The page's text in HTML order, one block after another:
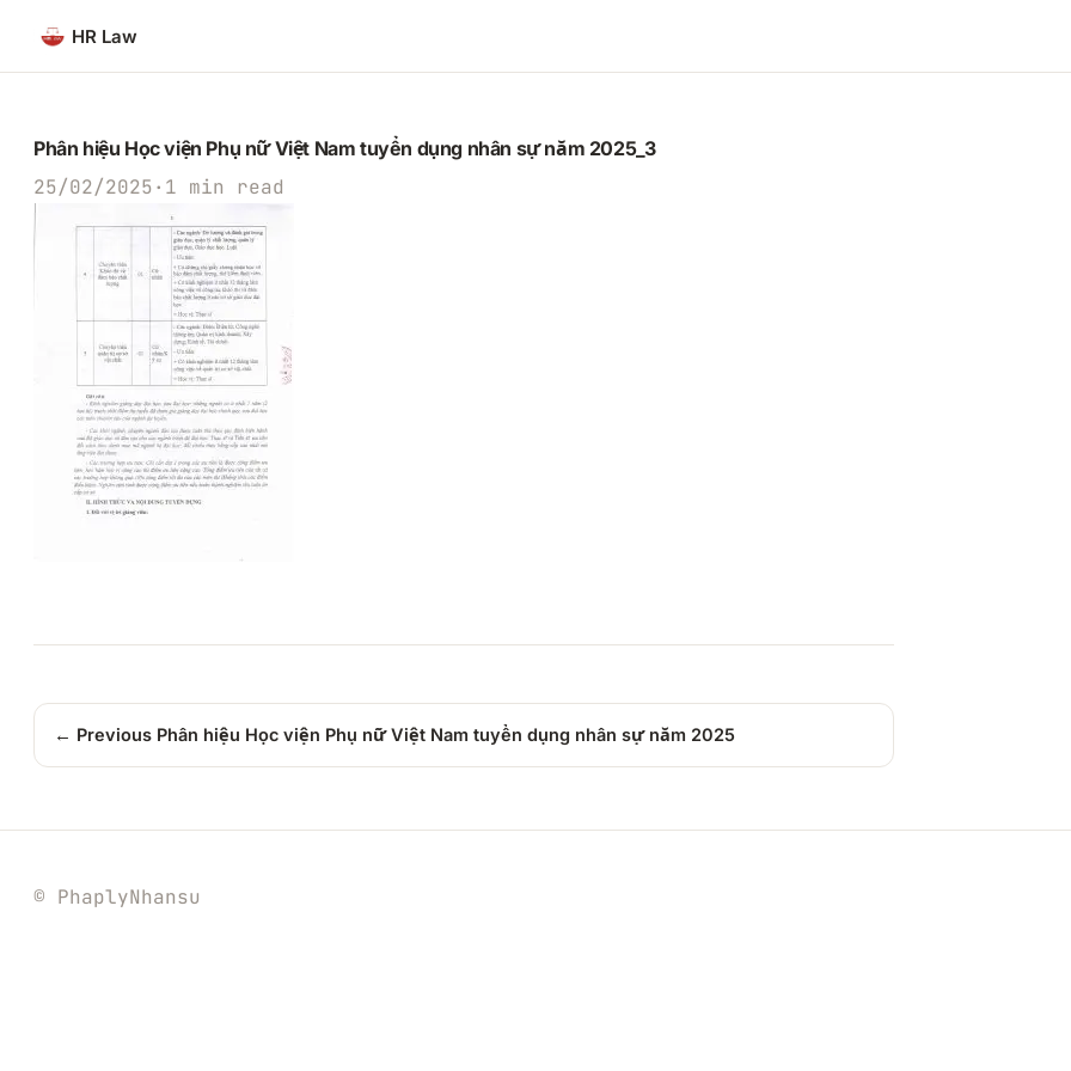
phần
dung
HR Law
Phân hiệu Học viện Phụ nữ Việt Nam tuyển dụng nhân sự năm 2025_3
25/02/2025· 1 min read
← Previous Phân hiệu Học viện Phụ nữ Việt Nam tuyển dụng nhân sự năm 2025
© PhaplyNhansu